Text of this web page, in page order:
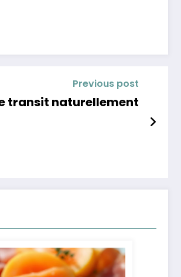
Previous post
transit naturellement